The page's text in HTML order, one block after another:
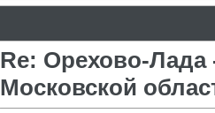
Re: Орехово-
Московской